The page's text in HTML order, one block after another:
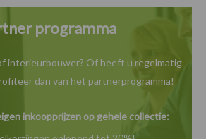
programma
interieurbouwer? Of heeft u regelmatig
dan van het partnerprogramma!
inkoopprijzen op gehele collectie: